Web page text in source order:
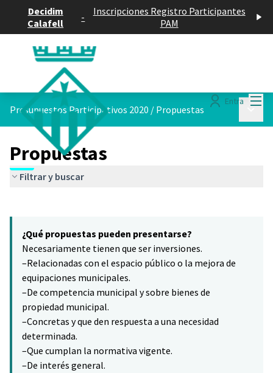
Decidim
Calafell
-
Inscripciones Registro Participantes
PAM
Entra
Presupuestos Participativos 2020 / Propuestas
Propuestas
Filtrar y buscar
−
¿Qué propuestas pueden presentarse?
Necesariamente tienen que ser inversiones.
–Relacionadas con el espacio público o la mejora de
equipaciones municipales.
–De competencia municipal y sobre bienes de
propiedad municipal.
–Concretas y que den respuesta a una necesidad
determinada.
–Que cumplan la normativa vigente.
–De interés general.